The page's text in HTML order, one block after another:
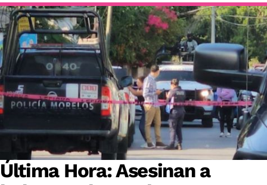
Última Hora: Asesinan a